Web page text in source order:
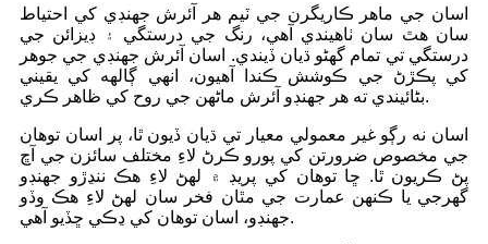
اسان جي ماهر ڪاريگرن جي ٽيم هر آئرش جهنڊي کي احتياط
سان هٿ سان ٺاهيندي آهي، رنگ جي درستگي ۽ ڊيزائن جي
درستگي تي تمام گهڻو ڌيان ڏيندي. اسان آئرش جهنڊي جي جوهر
کي پڪڙڻ جي ڪوشش ڪندا آهيون، انهي ڳالهه کي يقيني
بڻائيندي ته هر جهنڊو آئرش ماڻهن جي روح کي ظاهر ڪري.
اسان نه رڳو غير معمولي معيار تي ڌيان ڏيون ٿا، پر اسان توهان
جي مخصوص ضرورتن کي پورو ڪرڻ لاءِ مختلف سائزن جي آڇ
پڻ ڪريون ٿا. ڇا توهان کي پريڊ ۾ لهڻ لاءِ هڪ ننڍڙو جهنڊو
گهرجي يا ڪنهن عمارت جي مٿان فخر سان لهڻ لاءِ هڪ وڏو
جهنڊو، اسان توهان کي ڍڪي ڇڏيو آهي.